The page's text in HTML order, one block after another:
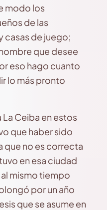
modo los
de las
casas de juego;
que desee
eso hago cuanto
lo más pronto
La Ceiba en estos
que haber sido
que no es correcta
en esa ciudad
mismo tiempo
por un año
que se asume en